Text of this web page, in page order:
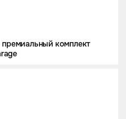
комплект